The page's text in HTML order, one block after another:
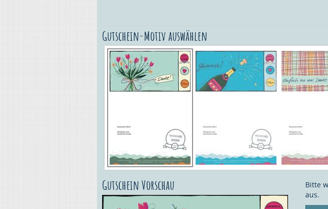
Gutschein-Motiv auswählen
Gutschein Vorschau
Bitte
aus.